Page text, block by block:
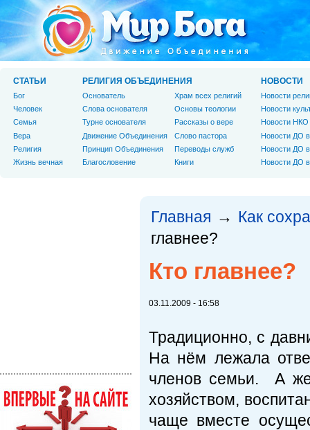
Главная → Как
главнее?
Кто главнее?
03.11.2009 - 16:58
Традиционно, с
На нём лежала
членов семьи. А
хозяйством,
чаще вместе
СТАТЬИ
Бог
Человек
Cемья
Вера
Религия
Жизнь вечная
РЕЛИГИЯ ОБЪЕДИНЕНИЯ
Основатель
Слова основателя
Турне основателя
Движение Объединения
Принцип Объединения
Благословение
Храм всех религий
Основы теологии
Рассказы о вере
Слово пастора
Переводы служб
Книги
НОВОСТИ
Новости
Новости
Новости НКО
Новости ДО
Новости ДО
Новости ДО